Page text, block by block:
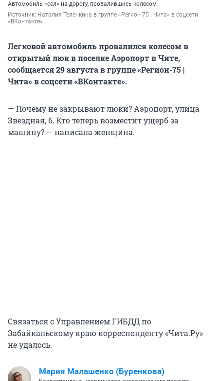
Автомобиль «сел» на дорогу, провалившись колесом
Источник: Наталия Теленкина в группе «Регион-75 | Чита» в соцсети
«ВКонтакте»
Легковой автомобиль провалился колесом в
открытый люк в поселке Аэропорт в Чите,
сообщается 29 августа в группе «Регион-75 |
Чита» в соцсети «ВКонтакте».
— Почему не закрывают люки? Аэропорт, улица
Звездная, 6. Кто теперь возместит ущерб за
машину? — написала женщина.
Связаться с Управлением ГИБДД по
Забайкальскому краю корреспонденту «Чита.Ру»
не удалось.
Мария Малашенко (Буренкова)